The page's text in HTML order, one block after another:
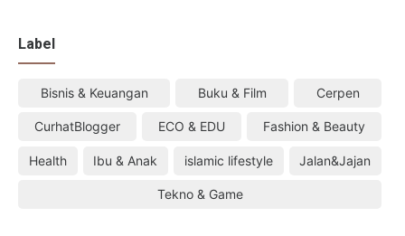
Label
Bisnis & Keuangan Buku & Film Cerpen
CurhatBlogger ECO & EDU Fashion & Beauty
Health Ibu & Anak islamic lifestyle Jalan&Jajan
Tekno & Game